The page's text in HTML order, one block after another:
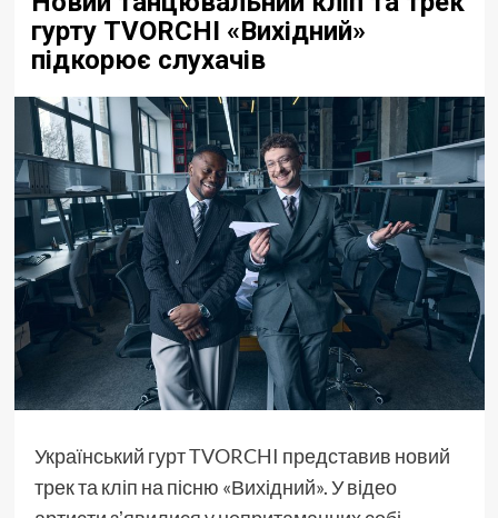
гурту TVORCHI «Вихідний»
підкорює слухачів
Український гуртTVORCHI представив новий
трек та кліп на пісню «Вихідний». У відео